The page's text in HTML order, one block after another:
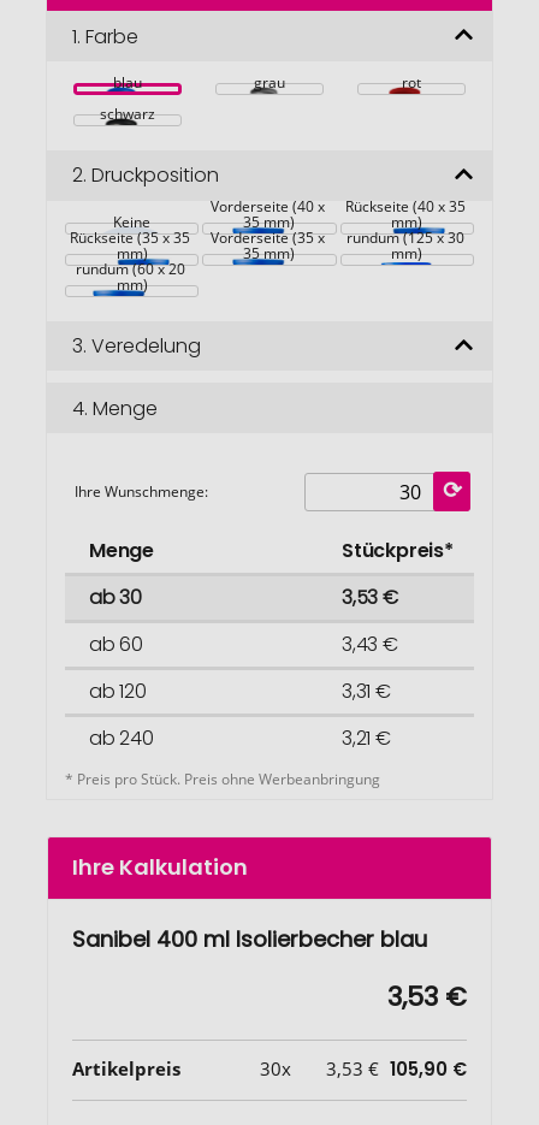
Bildgalerie
1. Farbe
blau grau
rot
schwarz
2. Druckposition
Keine
Vorderseite (40 x
35 mm)
Rückseite (40 x 35
mm)
Rückseite (35 x 35
mm)
Vorderseite (35 x
35 mm)
rundum (125 x 30
mm)
rundum (60 x 20
mm)
3. Veredelung
4. Menge
Ihre Wunschmenge:
Menge
Stückpreis*
ab 30
3,53 €
ab 60
3,43 €
ab 120
3,31 €
ab 240
3,21 €
* Preis pro Stück. Preis ohne Werbeanbringung
Ihre Kalkulation
Sanibel 400 ml Isolierbecher blau
3,53 €
Artikelpreis 30x 3,53 € 105,90 €